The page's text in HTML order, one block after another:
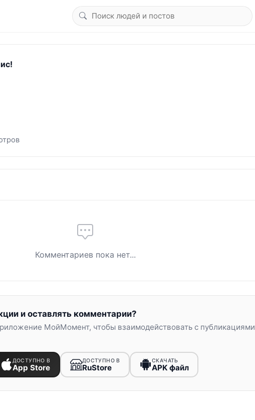
Комментариев пока нет...
и оставлять комментарии?
МойМомент, чтобы взаимодействовать с публикациями
ДОСТУПНО В
App Store
ДОСТУПНО В
RuStore
СКАЧАТЬ
APK файл